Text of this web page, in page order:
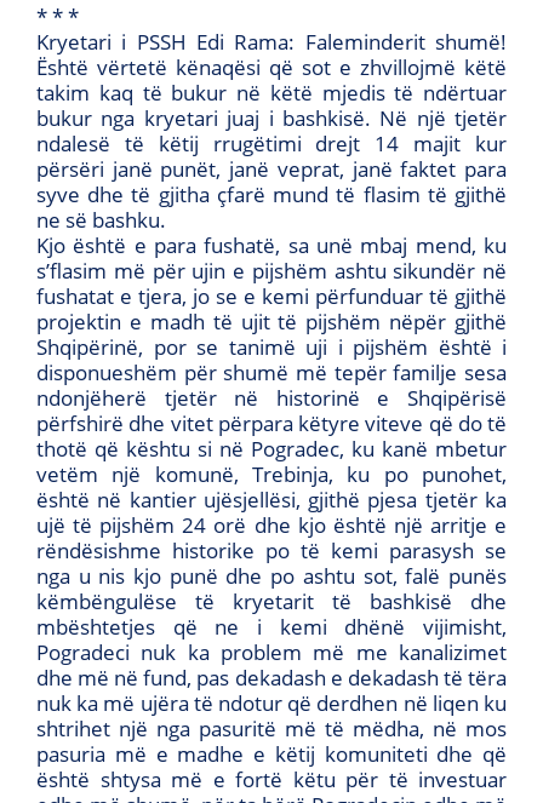
* * *
Kryetari i PSSH Edi Rama: Faleminderit shumë!
Është vërtetë kënaqësi që sot e zhvillojmë këtë
takim kaq të bukur në këtë mjedis të ndërtuar
bukur nga kryetari juaj i bashkisë. Në një tjetër
ndalesë të këtij rrugëtimi drejt 14 majit kur
përsëri janë punët, janë veprat, janë faktet para
syve dhe të gjitha çfarë mund të flasim të gjithë
ne së bashku.
Kjo është e para fushatë, sa unë mbaj mend, ku
s’flasim më për ujin e pijshëm ashtu sikundër në
fushatat e tjera, jo se e kemi përfunduar të gjithë
projektin e madh të ujit të pijshëm nëpër gjithë
Shqipërinë, por se tanimë uji i pijshëm është i
disponueshëm për shumë më tepër familje sesa
ndonjëherë tjetër në historinë e Shqipërisë
përfshirë dhe vitet përpara këtyre viteve që do të
thotë që kështu si në Pogradec, ku kanë mbetur
vetëm një komunë, Trebinja, ku po punohet,
është në kantier ujësjellësi, gjithë pjesa tjetër ka
ujë të pijshëm 24 orë dhe kjo është një arritje e
rëndësishme historike po të kemi parasysh se
nga u nis kjo punë dhe po ashtu sot, falë punës
këmbëngulëse të kryetarit të bashkisë dhe
mbështetjes që ne i kemi dhënë vijimisht,
Pogradeci nuk ka problem më me kanalizimet
dhe më në fund, pas dekadash e dekadash të tëra
nuk ka më ujëra të ndotur që derdhen në liqen ku
shtrihet një nga pasuritë më të mëdha, në mos
pasuria më e madhe e këtij komuniteti dhe që
është shtysa më e fortë këtu për të investuar